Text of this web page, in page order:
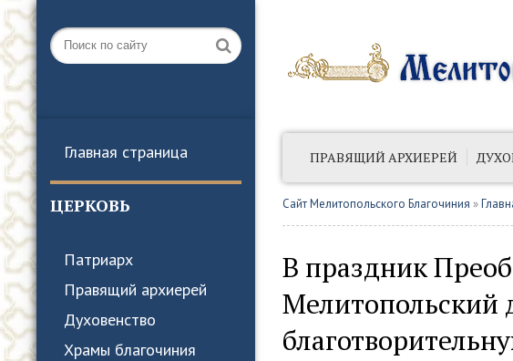
Главная страница
ЦЕРКОВЬ
Патриарх
Правящий архиерей
Духовенство
Храмы благочиния
ПРАВЯЩИЙ АРХИЕРЕЙ
АНОНСЫ СОБЫТИЙ
Сайт Мелитопольского Благочиния »
В праздник
Мелитопольский